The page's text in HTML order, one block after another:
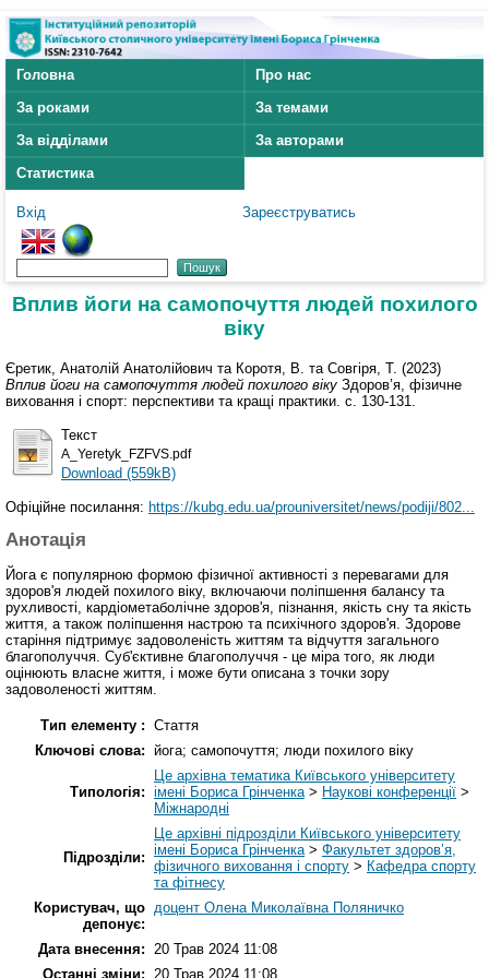
Головна
Про нас
За роками
За темами
За відділами
За авторами
Статистика
Вхід Зареєструватись
Вплив йоги на самопочуття людей похилого
віку
Єретик, Анатолій Анатолійович та Коротя, В. та Совгіря, Т. (2023)
Вплив йоги на самопочуття людей похилого віку Здоров’я, фізичне
виховання і спорт: перспективи та кращі практики. с. 130-131.
Текст
A_Yeretyk_FZFVS.pdf
Download (559kB)
Офіційне посилання: https://kubg.edu.ua/prouniversitet/news/podiji/802...
Анотація
Йога є популярною формою фізичної активності з перевагами для
здоров'я людей похилого віку, включаючи поліпшення балансу та
рухливості, кардіометаболічне здоров'я, пізнання, якість сну та якість
життя, а також поліпшення настрою та психічного здоров'я. Здорове
старіння підтримує задоволеність життям та відчуття загального
благополуччя. Суб'єктивне благополуччя - це міра того, як люди
оцінюють власне життя, і може бути описана з точки зору
задоволеності життям.
Тип елементу : Стаття
Ключові слова: йога; самопочуття; люди похилого віку
Типологія:
Це архівна тематика Київського університету
імені Бориса Грінченка> Наукові конференції >
Міжнародні
Підрозділи:
Це архівні підрозділи Київського університету
імені Бориса Грінченка> Факультет здоров’я,
фізичного виховання і спорту > Кафедра спорту
та фітнесу
Користувач, що
депонує:
доцент Олена Миколаївна Поляничко
Дата внесення: 20 Трав 2024 11:08
Останні зміни:
20 Трав 2024 11:08